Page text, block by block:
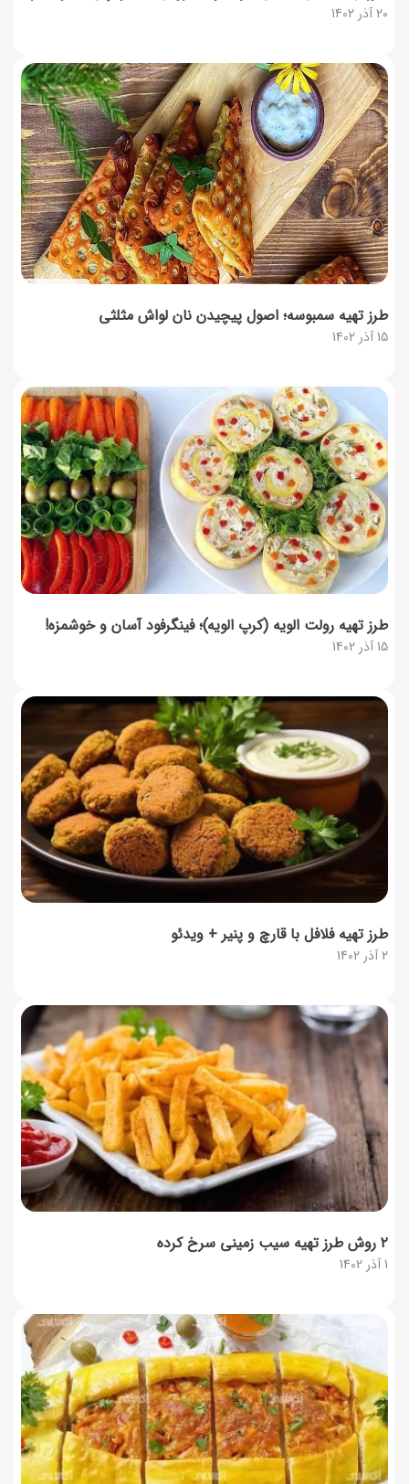
20 آذر 1402
15 آذر 1402
طرز تهیه سمبوسه؛ اصول پیچیدن نان لواش مثلثی
15 آذر 1402
طرز تهیه رولت الویه (کرپ الویه)؛ فینگرفود آسان و خوشمزه!
2 آذر 1402
طرز تهیه فلافل با قارچ و پنیر + ویدئو
1 آذر 1402
۲ روش طرز تهیه سیب زمینی سرخ کرده